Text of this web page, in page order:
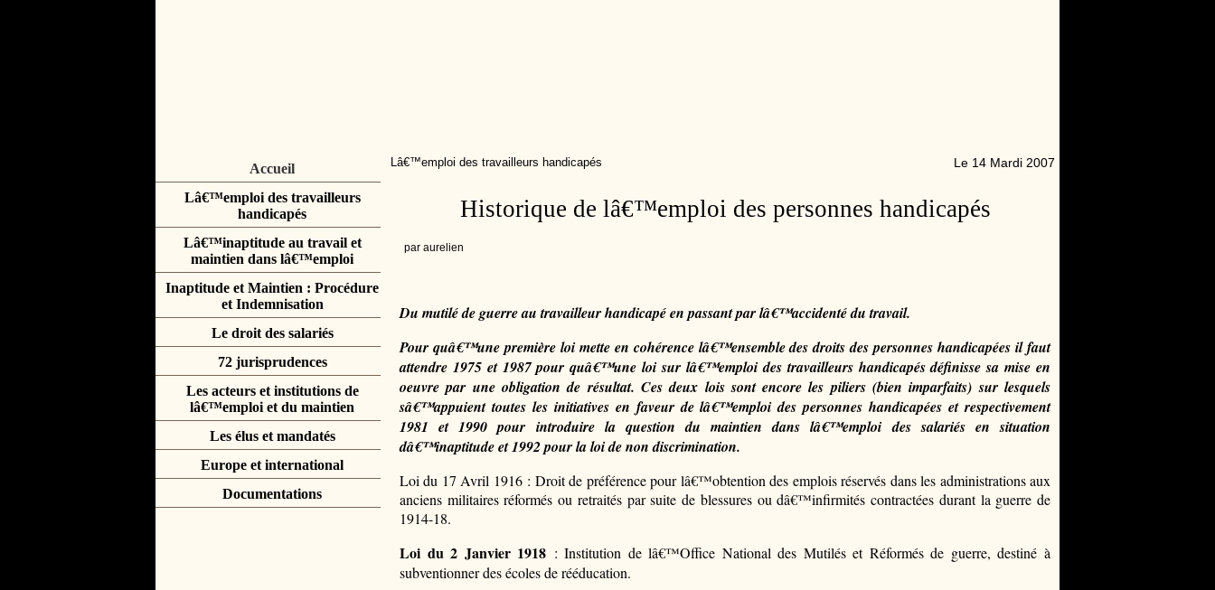
Accueil
Lâ€™emploi des travailleurs
handicapés
Lâ€™inaptitude au travail et
maintien dans lâ€™emploi
Inaptitude et Maintien : Procédure
et Indemnisation
Le droit des salariés
72 jurisprudences
Les acteurs et institutions de
lâ€™emploi et du maintien
Les élus et mandatés
Europe et international
Documentations
Lâ€™emploi des travailleurs handicapés Le 14 Mardi 2007
Historique de lâ€™emploi des personnes handicapés
par aurelien
Du mutilé de guerre au travailleur handicapé en passant par lâ€™accidenté du travail.
Pour quâ€™une première loi mette en cohérence lâ€™ensemble des droits des personnes handicapées il faut
attendre 1975 et 1987 pour quâ€™une loi sur lâ€™emploi des travailleurs handicapés définisse sa mise en
oeuvre par une obligation de résultat. Ces deux lois sont encore les piliers (bien imparfaits) sur lesquels
sâ€™appuient toutes les initiatives en faveur de lâ€™emploi des personnes handicapées et respectivement
1981 et 1990 pour introduire la question du maintien dans lâ€™emploi des salariés en situation
dâ€™inaptitude et 1992 pour la loi de non discrimination.
Loi du 17 Avril 1916 : Droit de préférence pour lâ€™obtention des emplois réservés dans les administrations aux
anciens militaires réformés ou retraités par suite de blessures ou dâ€™infirmités contractées durant la guerre de
1914-18.
Loi du 2 Janvier 1918 : Institution de lâ€™Office National des Mutilés et Réformés de guerre, destiné à
subventionner des écoles de rééducation.